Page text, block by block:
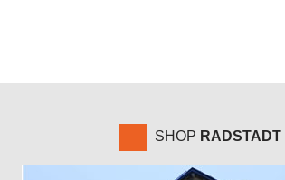
SHOP RADSTADT